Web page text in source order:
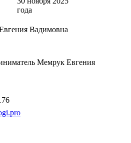
года
Вадимовна
Мемрук Евгения